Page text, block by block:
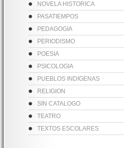
NOVELA HISTORICA
PASATIEMPOS
PEDAGOGIA
PERIODISMO
POESIA
PSICOLOGIA
PUEBLOS INDIGENAS
RELIGION
SIN CATALOGO
TEATRO
TEXTOS ESCOLARES